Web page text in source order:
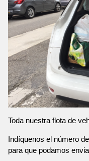
Toda nuestra flota de
Indíquenos el número
para que podamos